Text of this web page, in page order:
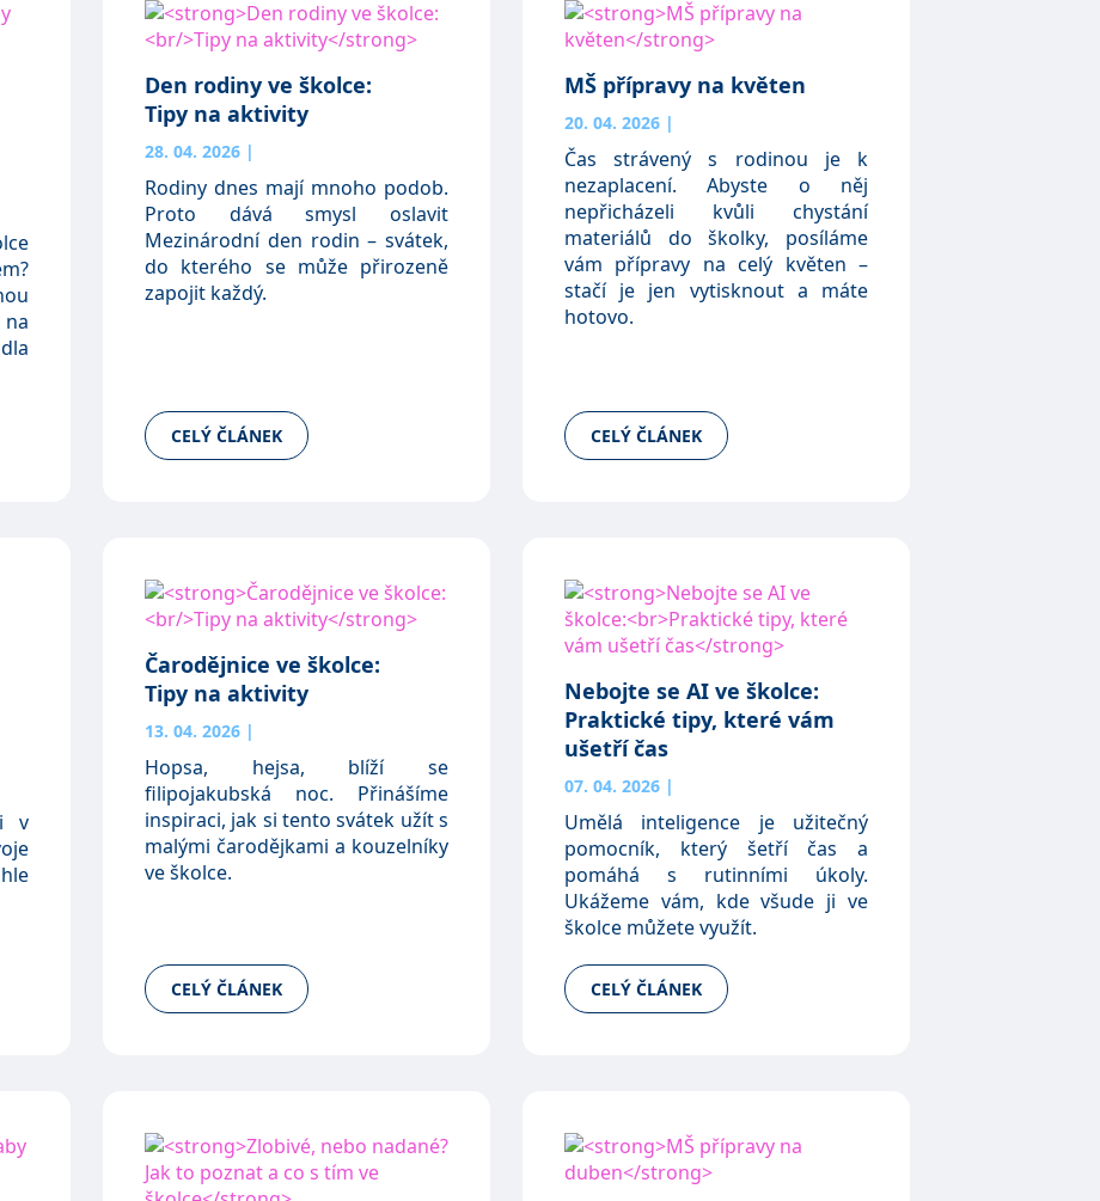
Den rodiny ve školce:
Tipy na aktivity
28. 04. 2026 |
Rodiny dnes mají mnoho podob.
Proto dává smysl oslavit
Mezinárodní den rodin – svátek,
do kterého se může přirozeně
zapojit každý.
CELÝ ČLÁNEK
MŠ přípravy na květen
20. 04. 2026 |
Čas strávený s rodinou je k
nezaplacení. Abyste o něj
nepřicházeli kvůli chystání
materiálů do školky, posíláme
vám přípravy na celý květen –
stačí je jen vytisknout a máte
hotovo.
CELÝ ČLÁNEK
v
Čarodějnice ve školce:
Tipy na aktivity
13. 04. 2026 |
Hopsa, hejsa, blíží se
filipojakubská noc. Přinášíme
inspiraci, jak si tento svátek užít s
malými čarodějkami a kouzelníky
ve školce.
CELÝ ČLÁNEK
Nebojte se AI ve školce:
Praktické tipy, které vám
ušetří čas
07. 04. 2026 |
Umělá inteligence je užitečný
pomocník, který šetří čas a
pomáhá s rutinními úkoly.
Ukážeme vám, kde všude ji ve
školce můžete využít.
CELÝ ČLÁNEK